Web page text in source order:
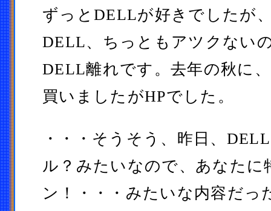
ずっとDELLが好きでしたが
DELL、ちっともアツクない
DELL離れです。去年の秋に
買いましたがHPでした。
・・・そうそう、昨日、
ル？みたいなので、あなたに
ン！・・・みたいな内容だっ